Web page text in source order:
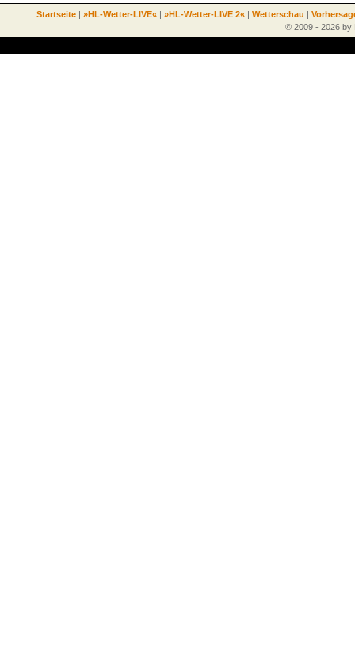
Startseite | »HL-Wetter-LIVE« | »HL-Wetter-LIVE 2« | Wetterschau |
© 2009 - 2026 by